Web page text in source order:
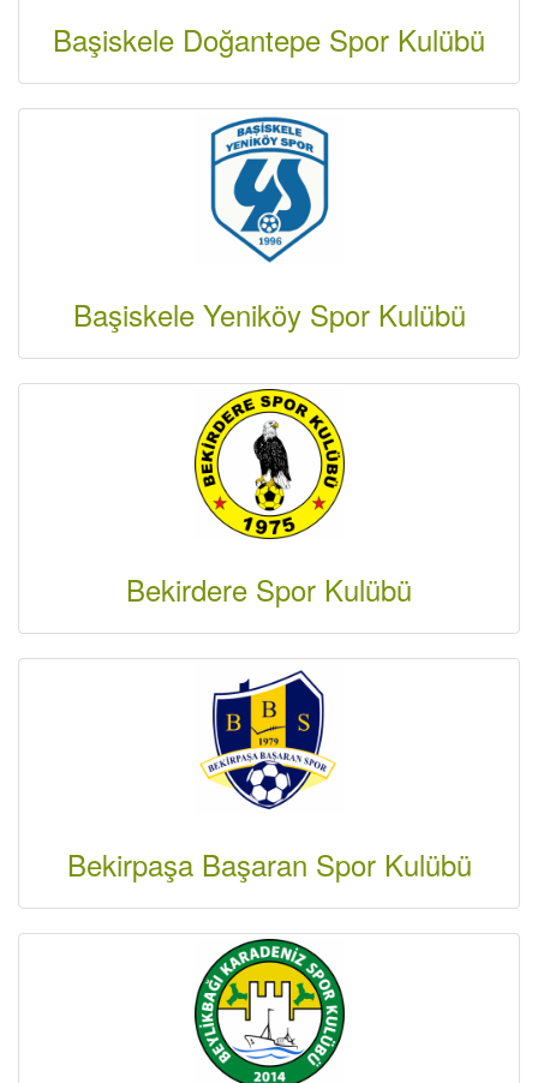
Başiskele Doğantepe Spor Kulübü
Başiskele Yeniköy Spor Kulübü
Bekirdere Spor Kulübü
Bekirpaşa Başaran Spor Kulübü